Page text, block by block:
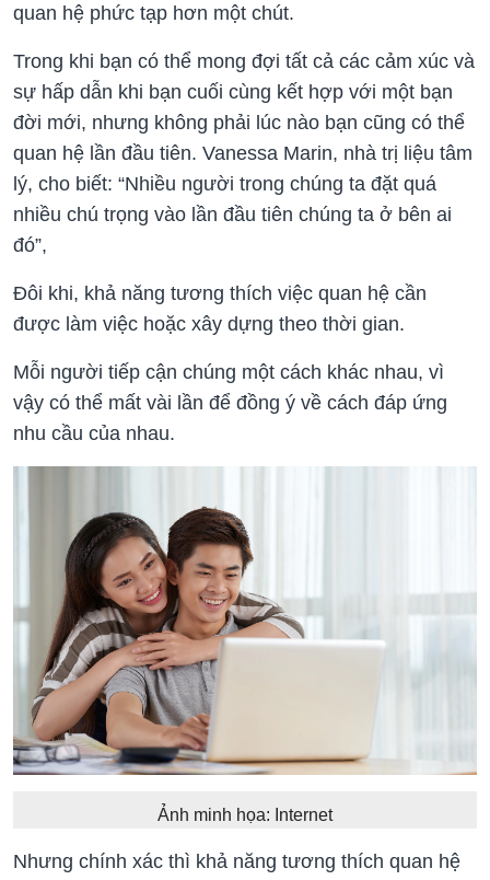
quan hệ phức tạp hơn một chút.
Trong khi bạn có thể mong đợi tất cả các cảm xúc và
sự hấp dẫn khi bạn cuối cùng kết hợp với một bạn
đời mới, nhưng không phải lúc nào bạn cũng có thể
quan hệ lần đầu tiên. Vanessa Marin, nhà trị liệu tâm
lý, cho biết: “Nhiều người trong chúng ta đặt quá
nhiều chú trọng vào lần đầu tiên chúng ta ở bên ai
đó”,
Đôi khi, khả năng tương thích việc quan hệ cần
được làm việc hoặc xây dựng theo thời gian.
Mỗi người tiếp cận chúng một cách khác nhau, vì
vậy có thể mất vài lần để đồng ý về cách đáp ứng
nhu cầu của nhau.
Ảnh minh họa: Internet
Nhưng chính xác thì khả năng tương thích quan hệ